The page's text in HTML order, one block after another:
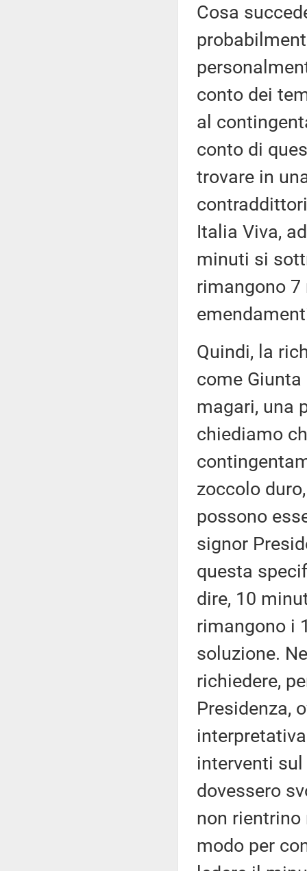
Cosa
conto dei
al
conto di
trovare in
Italia Viva,
minuti si
rimangono 7
Quindi, la
come
magari, una
chiediamo
zoccolo
possono
signor
questa
dire, 10
rimangono i
soluzione.
richiedere,
Presidenza,
interventi
dovessero
non
modo per